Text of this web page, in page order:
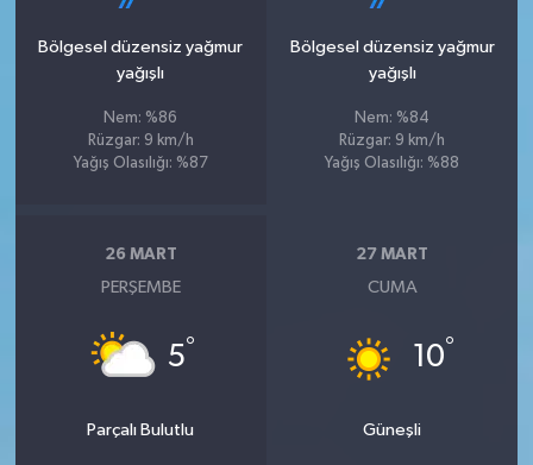
Bölgesel düzensiz yağmur
yağışlı
Nem: %86
Rüzgar: 9 km/h
Yağış Olasılığı: %87
Bölgesel düzensiz yağmur
yağışlı
Nem: %84
Rüzgar: 9 km/h
Yağış Olasılığı: %88
26 MART
PERŞEMBE
5°
Parçalı Bulutlu
27 MART
CUMA
10°
Güneşli